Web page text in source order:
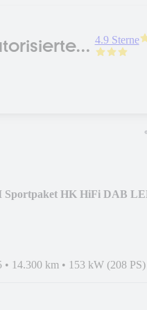
4.9 Sterne
Sportpaket HK HiFi DAB
• 14.300 km • 153 kW (208 PS)